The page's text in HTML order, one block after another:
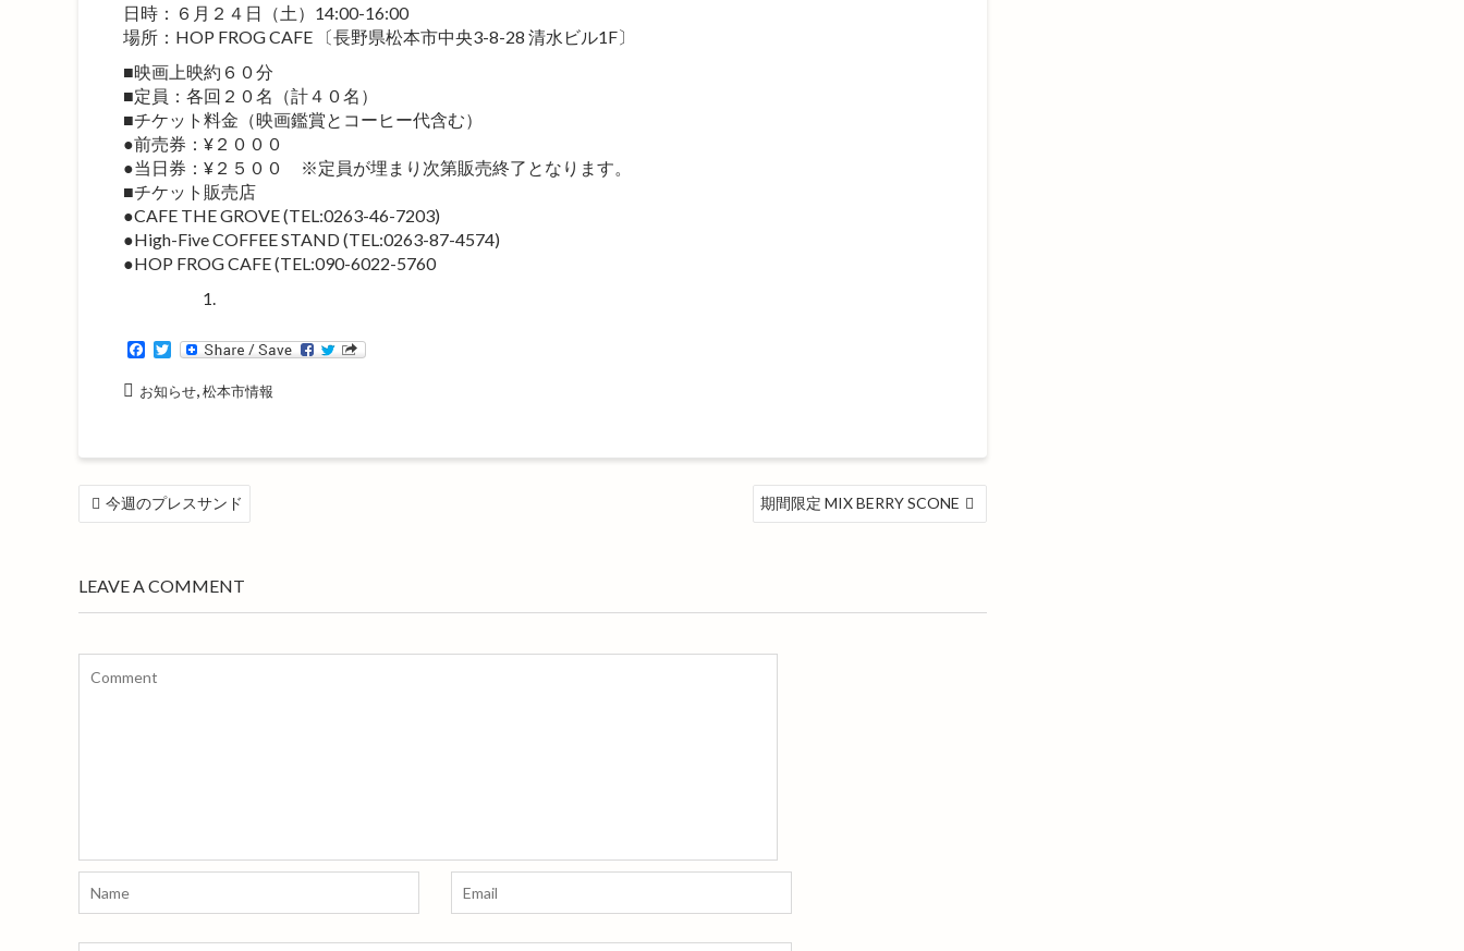
日時：６月２４日（土）14:00-16:00
場所：HOP FROG CAFE 〔長野県松本市中央3-8-28 清水ビル1F〕
■映画上映約６０分
■定員：各回２０名（計４０名）
■チケット料金（映画鑑賞とコーヒー代含む）
●前売券：¥２０００
●当日券：¥２５００ ※定員が埋まり次第販売終了となります。
■チケット販売店
●CAFE THE GROVE (TEL:0263-46-7203)
●High-Five COFFEE STAND (TEL:0263-87-4574)
●HOP FROG CAFE (TEL:090-6022-5760
F
c
e
o
T
i
t
r
お知らせ,松本市情報
投
稿
ゲ
ー
ョ
ン
今週のプレスサンド 期間限定 MIX BERRY SCONE
LEAVE A COMMENT